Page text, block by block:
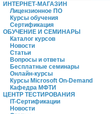
ИНТЕРНЕТ-МАГАЗИН
Лицензионное ПО
Курсы обучения
Сертификация
ОБУЧЕНИЕ И СЕМИНАРЫ
Каталог курсов
Новости
Статьи
Вопросы и ответы
Бесплатные семинары
Онлайн-курсы
Курсы Microsoft On-Demand
Кафедра МФТИ
ЦЕНТР ТЕСТИРОВАНИЯ
IT-Сертификации
Новости